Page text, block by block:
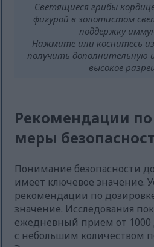
Светящиеся грибы
фигурой в золотистом
поддержку
Нажмите или коснитесь
получить дополнительную
высокое
Рекомендации
меры
Понимание безопасности
имеет ключевое значение.
рекомендации по
значение. Исследования
ежедневный прием от 1000
с небольшим количеством